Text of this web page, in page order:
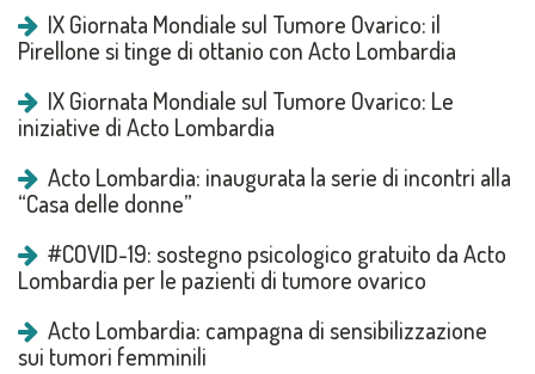
IX Giornata Mondiale sul Tumore Ovarico: il
Pirellone si tinge di ottanio con Acto Lombardia
IX Giornata Mondiale sul Tumore Ovarico: Le
iniziative di Acto Lombardia
Acto Lombardia: inaugurata la serie di incontri alla
“Casa delle donne”
#COVID-19: sostegno psicologico gratuito da Acto
Lombardia per le pazienti di tumore ovarico
Acto Lombardia: campagna di sensibilizzazione
sui tumori femminili